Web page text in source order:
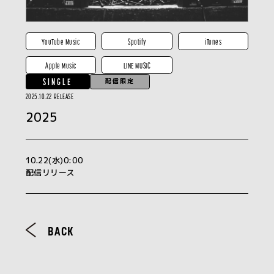
YouTube Music Spotify iTunes
Apple Music LINE MUSIC
SINGLE 配信限定
2025.10.22 RELEASE
2025
10.22(水)0:00
配信リリース
BACK